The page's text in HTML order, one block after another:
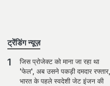
ट्रेंडिंग न्यूज़
जिस प्रोजेक्ट को माना जा रहा था
'फेल', अब उसने पकड़ी दमदार रफ्तार,
भारत के पहले स्वदेशी जेट इंजन की